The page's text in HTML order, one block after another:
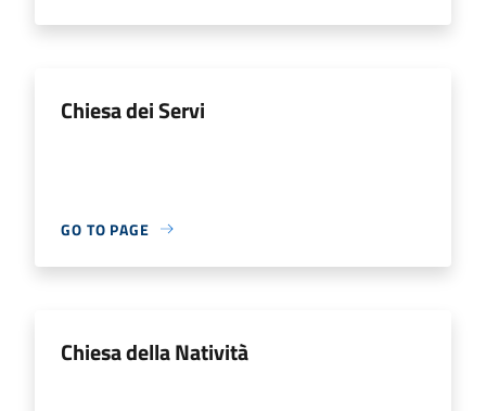
Chiesa dei Servi
GO TO PAGE
Chiesa della Natività